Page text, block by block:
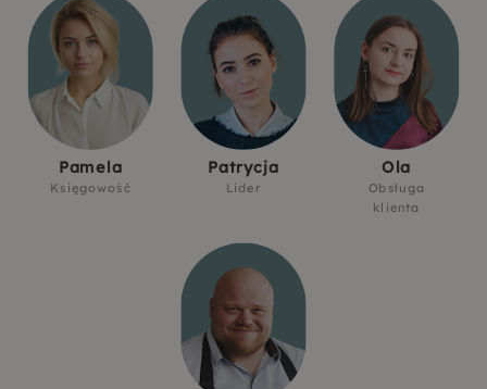
Pamela
Księgowość
Patrycja
Lider
Ola
Obsługa
klienta